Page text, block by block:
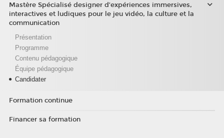
Mastère Spécialisé designer d’expériences immersives,
interactives et ludiques pour le jeu vidéo, la culture et la
communication
Présentation
Programme
Contenu pédagogique
Équipe pédagogique
Candidater
Formation continue
Financer sa formation